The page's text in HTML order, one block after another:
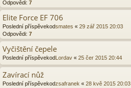
Odpovědi: 7
Elite Force EF 706
Poslední příspěvekodsmates « 29 zář 2015 20:03
Odpovědi: 7
Vyčištění čepele
Poslední příspěvekodLordav « 25 čer 2015 20:44
Zavírací nůž
Poslední příspěvekodzsafranek « 28 kvě 2015 20:03